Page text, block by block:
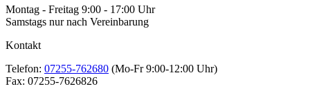
Montag - Freitag 9:00 - 17:00 Uhr
Samstags nur nach Vereinbarung
Kontakt
Telefon: 07255-762680 (Mo-Fr 9:00-12:00 Uhr)
Fax: 07255-7626826